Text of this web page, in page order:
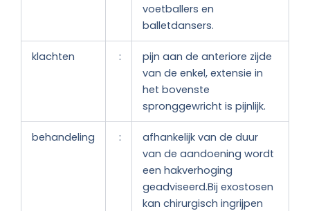
voetballers en
balletdansers.
klachten :
pijn aan de anteriore zijde
van de enkel, extensie in
het bovenste
spronggewricht is pijnlijk.
behandeling :
afhankelijk van de duur
van de aandoening wordt
een hakverhoging
geadviseerd.Bij exostosen
kan chirurgisch ingrijpen